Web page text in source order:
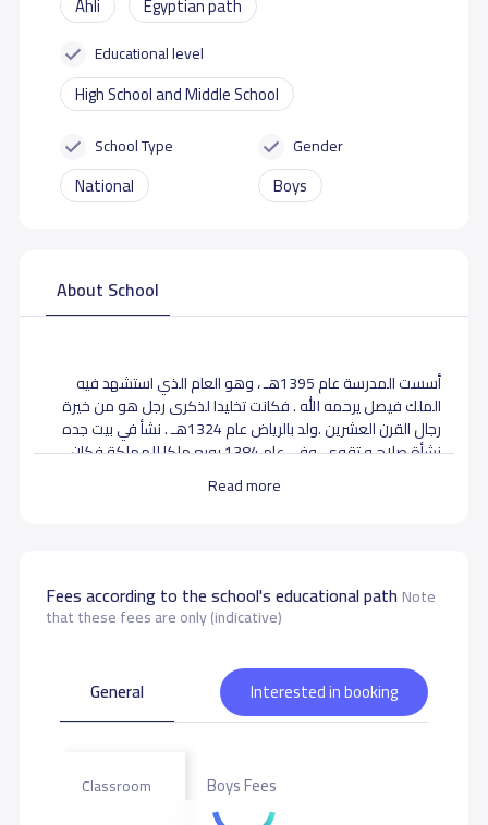
Ahli Egyptian path
Educational level
High School and Middle School
School Type
National
Gender
Boys
About School
Read more
أسست المدرسة عام 1395هـ ، وهو العام الذي استشهد فيه
الملك فيصل يرحمه الله . فكانت تخليدا لذكرى رجل هو من خيرة
رجال القرن العشرين .ولد بالرياض عام 1324هـ . نشأ في بيت جده
نشأة صلاح و تقوى .وفي عام 1384 بويع ملكا للمملكة فكان
حاكما عادلا وسياسيا ناجحا . ومن هذا كله استشعر مؤسس
المدارس اسم القائد العظيم في تسميتها بهذا الاسم وفي اختيار
الرؤية :
أن تكون مدارسنا مرموقة في عالم المدارس الأهلية من خلال بيئة
Fees according to the school's educational pathNote
that these fees are only (indicative)
General Interested in booking
Classroom Boys Fees